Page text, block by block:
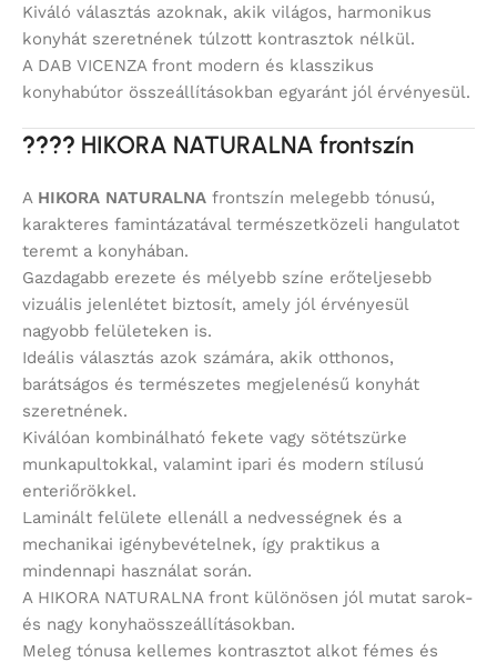
Kiváló választás azoknak, akik világos, harmonikus
konyhát szeretnének túlzott kontrasztok nélkül.
A DAB VICENZA front modern és klasszikus
konyhabútor összeállításokban egyaránt jól érvényesül.
???? HIKORA NATURALNA frontszín
A HIKORA NATURALNA frontszín melegebb tónusú,
karakteres famintázatával természetközeli hangulatot
teremt a konyhában.
Gazdagabb erezete és mélyebb színe erőteljesebb
vizuális jelenlétet biztosít, amely jól érvényesül
nagyobb felületeken is.
Ideális választás azok számára, akik otthonos,
barátságos és természetes megjelenésű konyhát
szeretnének.
Kiválóan kombinálható fekete vagy sötétszürke
munkapultokkal, valamint ipari és modern stílusú
enteriőrökkel.
Laminált felülete ellenáll a nedvességnek és a
mechanikai igénybevételnek, így praktikus a
mindennapi használat során.
A HIKORA NATURALNA front különösen jól mutat sarok-
és nagy konyhaösszeállításokban.
Meleg tónusa kellemes kontrasztot alkot fémes és